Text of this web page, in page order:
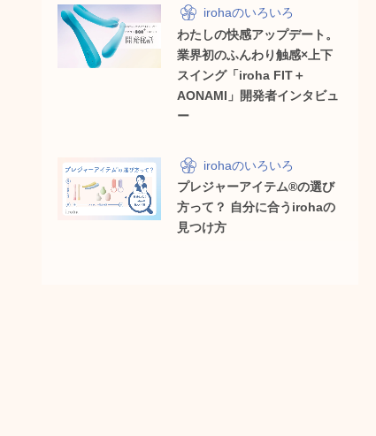
irohaのいろいろ
わたしの快感アップデート。
業界初のふんわり触感×上下
スイング「iroha FIT＋
AONAMI」開発者インタビュ
ー
irohaのいろいろ
プレジャーアイテム®の選び
方って？ 自分に合うirohaの
見つけ方